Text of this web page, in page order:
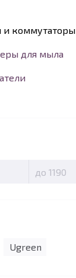
и коммутаторы
для мыла
Ugreen